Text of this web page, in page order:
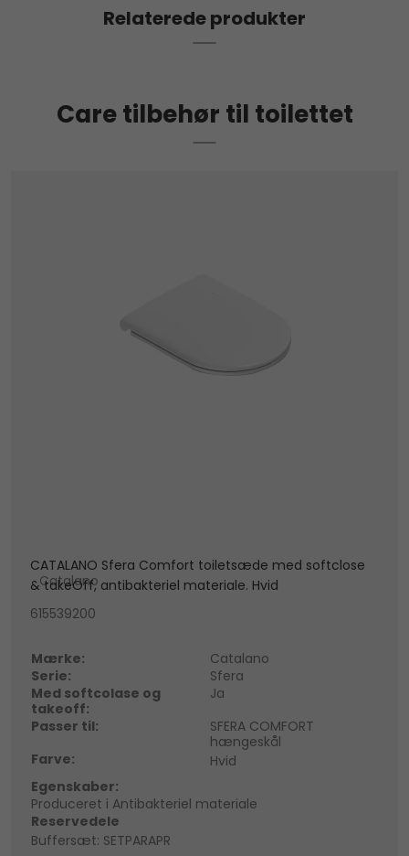
Relaterede produkter
Care tilbehør til toilettet
CATALANO Sfera Comfort toiletsæde med softclose
& takeOff, antibakteriel materiale. Hvid
Catalano
615539200
Mærke:
Catalano
Serie:
Sfera
Med softcolase og
takeoff:
Ja
Passer til:
SFERA COMFORT
hængeskål
Farve:
Hvid
Egenskaber:
Produceret i Antibakteriel materiale
Reservedele
Buffersæt: SETPARAPR